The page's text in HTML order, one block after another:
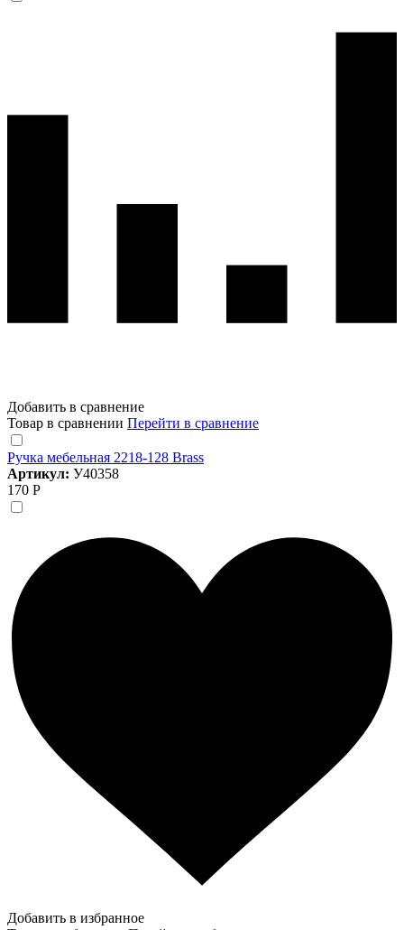
Добавить в сравнение
Товар в сравнении Перейти в сравнение
Ручка мебельная 2218-128 Brass
Артикул: У40358
170 Р
Добавить в избранное